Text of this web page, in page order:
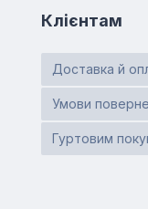
Клієнтам
Доставка й
Умови
Гуртовим